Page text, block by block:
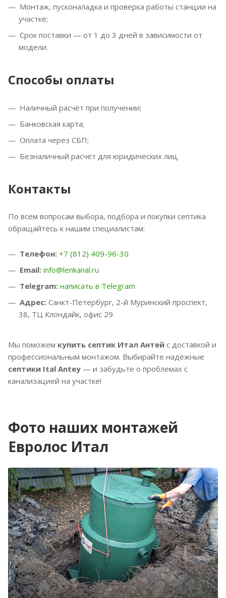
Монтаж, пусконаладка и проверка работы станции на
участке;
Срок поставки — от 1 до 3 дней в зависимости от
модели.
Способы оплаты
Наличный расчёт при получении;
Банковская карта;
Оплата через СБП;
Безналичный расчёт для юридических лиц.
Контакты
По всем вопросам выбора, подбора и покупки септика
обращайтесь к нашим специалистам:
Телефон: +7 (812) 409-96-30
Email: info@lenkanal.ru
Telegram: написать в Telegram
Адрес: Санкт-Петербург, 2-й Муринский проспект,
38, ТЦ Клондайк, офис 29
Мы поможем купить септик Итал Антей с доставкой и
профессиональным монтажом. Выбирайте надёжные
септики Ital Antey — и забудьте о проблемах с
канализацией на участке!
Фото наших монтажей
Евролос Итал